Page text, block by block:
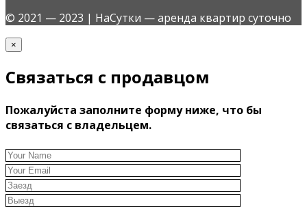
© 2021 — 2023 | НаСутки — аренда квартир суточно
×
Связаться с продавцом
Пожалуйста заполните форму ниже, что бы
связаться с владельцем.